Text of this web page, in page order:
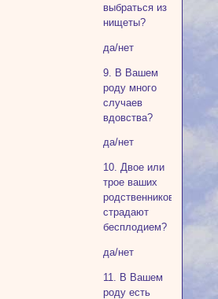
выбраться из
нищеты?
да/нет
9. В Вашем
роду много
случаев
вдовства?
да/нет
10. Двое или
трое ваших
родственников
страдают
бесплодием?
да/нет
11. В Вашем
роду есть